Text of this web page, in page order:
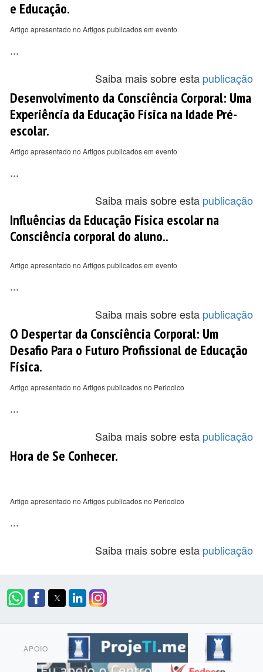
e Educação.
Artigo apresentado no Artigos publicados em evento
...
Saiba mais sobre esta publicação
Desenvolvimento da Consciência Corporal: Uma
Experiência da Educação Física na Idade Pré-
escolar.
Artigo apresentado no Artigos publicados em evento
...
Saiba mais sobre esta publicação
Influências da Educação Física escolar na
Consciência corporal do aluno..
Artigo apresentado no Artigos publicados em evento
...
Saiba mais sobre esta publicação
O Despertar da Consciência Corporal: Um
Desafio Para o Futuro Profissional de Educação
Física.
Artigo apresentado no Artigos publicados no Periodico
...
Saiba mais sobre esta publicação
Hora de Se Conhecer.
Artigo apresentado no Artigos publicados no Periodico
...
Saiba mais sobre esta publicação
APOIO